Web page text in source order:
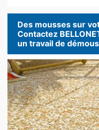
Des mousses sur
Contactez
un travail de